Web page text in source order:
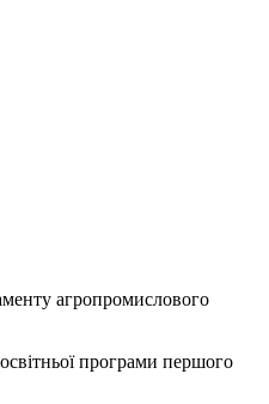
агропромислового
програми першого